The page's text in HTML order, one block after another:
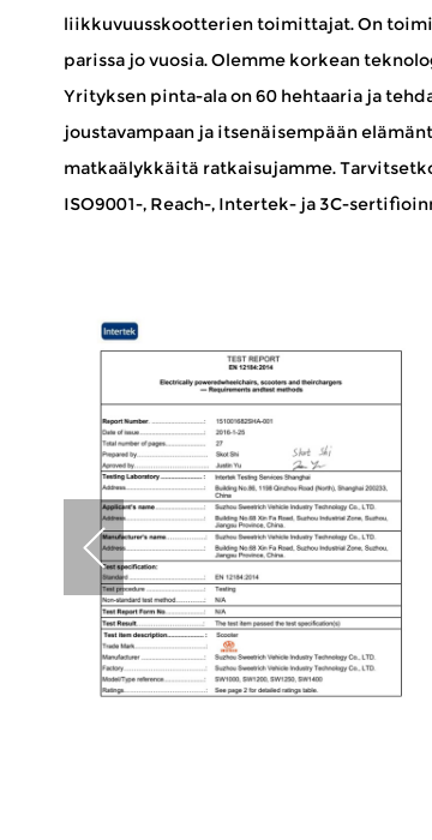
liikkuvuusskootterien toimittajat. On
parissa jo vuosia. Olemme korkean
Yrityksen pinta-ala on 60 hehtaaria ja
joustavampaan ja itsenäisempään
matkaälykkäitä ratkaisujamme.
ISO9001-, Reach-, Intertek- ja 3C-